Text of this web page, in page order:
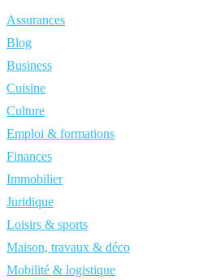
Assurances
Blog
Business
Cuisine
Culture
Emploi & formations
Finances
Immobilier
Juridique
Loisirs & sports
Maison, travaux & déco
Mobilité & logistique